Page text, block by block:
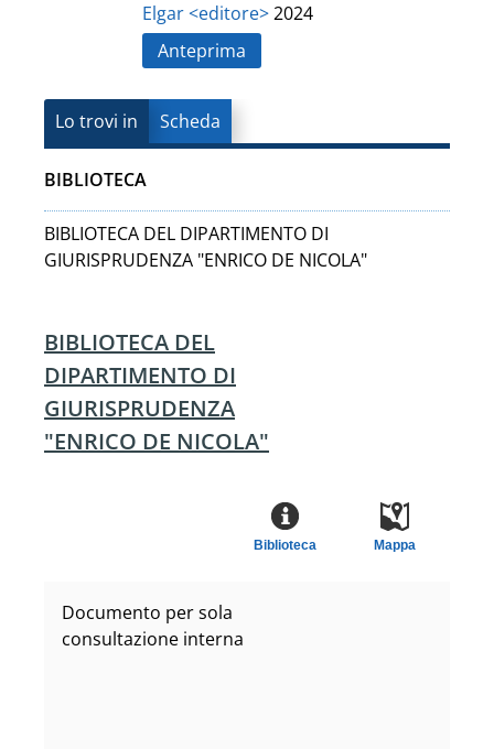
Elgar <editore>2024
Anteprima
Lo trovi in Scheda
BIBLIOTECA
BIBLIOTECA DEL DIPARTIMENTO DI
GIURISPRUDENZA "ENRICO DE NICOLA"
BIBLIOTECA DEL
DIPARTIMENTO DI
GIURISPRUDENZA
"ENRICO DE NICOLA"
Mappa
Biblioteca
Documento per sola
consultazione interna